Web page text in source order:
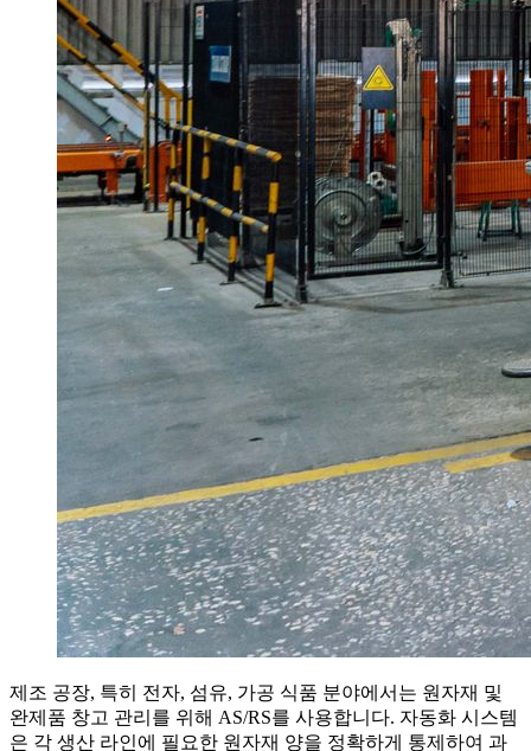
제조 공장, 특히 전자, 섬유, 가공 식품 분야에서는 원자재 및
완제품 창고 관리를 위해 AS/RS를 사용합니다. 자동화 시스템
은 각 생산 라인에 필요한 원자재 양을 정확하게 통제하여 과